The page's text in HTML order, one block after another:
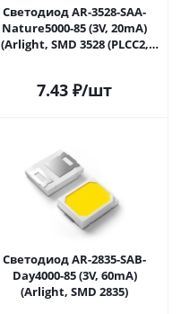
Светодиод AR-3528-SAA-
Nature5000-85 (3V, 20mA)
(Arlight, SMD 3528 (PLCC2,
7.43 ₽/шт
Светодиод AR-2835-SAB-
Day4000-85 (3V, 60mA)
(Arlight, SMD 2835)